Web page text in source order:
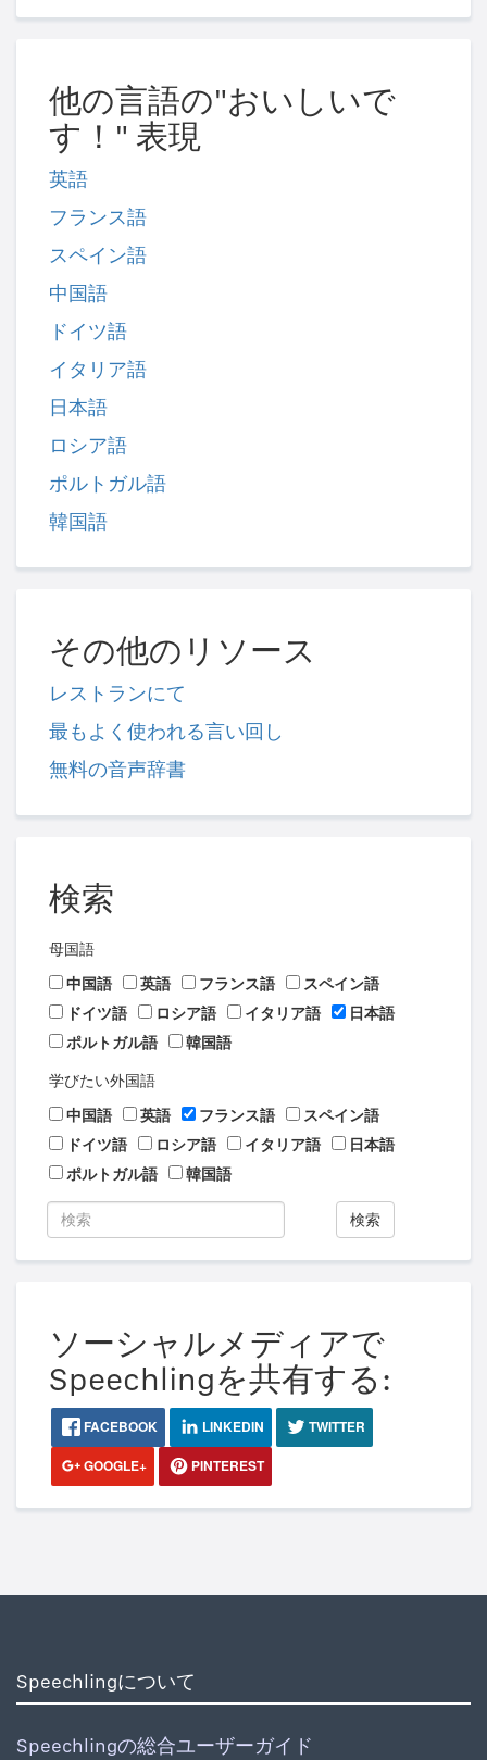
他の言語の"おいしいで
す！" 表現
英語
フランス語
スペイン語
中国語
ドイツ語
イタリア語
日本語
ロシア語
ポルトガル語
韓国語
その他のリソース
レストランにて
最もよく使われる言い回し
無料の音声辞書
検索
母国語
中国語
英語 フランス語
スペイン語
ドイツ語
ロシア語 イタリア語
日本語
ポルトガル語
韓国語
学びたい外国語
中国語
英語 フランス語
スペイン語
ドイツ語
ロシア語 イタリア語
日本語
ポルトガル語
韓国語
検索
ソーシャルメディアで
Speechlingを共有する:
FACEBOOK LINKEDIN
TWITTER
GOOGLE+
PINTEREST
Speechlingについて
Speechlingの総合ユーザーガイド